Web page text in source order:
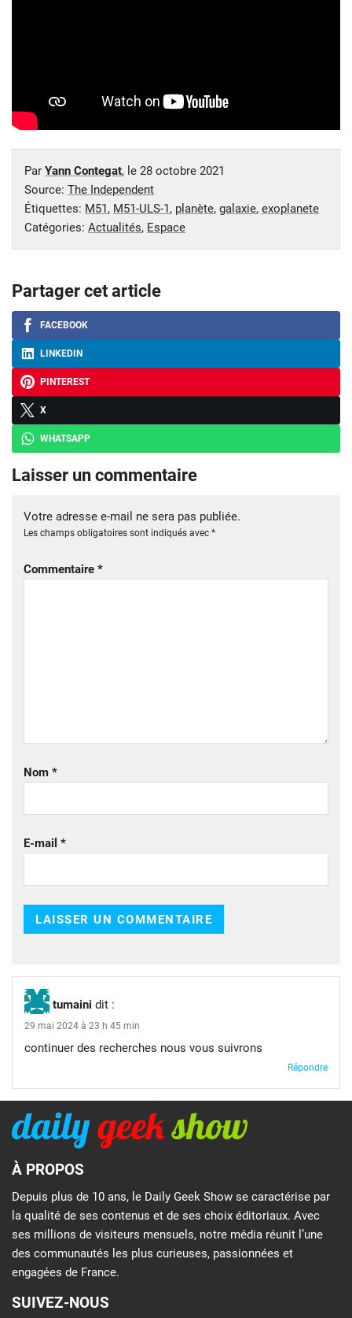
Par Yann Contegat, le 28 octobre 2021
Source: The Independent
Étiquettes: M51, M51-ULS-1, planète, galaxie, exoplanete
Catégories: Actualités, Espace
Partager cet article
FACEBOOK
LINKEDIN
PINTEREST
X
WHATSAPP
Laisser un commentaire
Votre adresse e-mail ne sera pas publiée.
Les champs obligatoires sont indiqués avec *
Commentaire *
Nom *
E-mail *
tumaini dit :
29 mai 2024 à 23 h 45 min
continuer des recherches nous vous suivrons
Répondre
À PROPOS
Depuis plus de 10 ans, le Daily Geek Show se caractérise par
la qualité de ses contenus et de ses choix éditoriaux. Avec
ses millions de visiteurs mensuels, notre média réunit l’une
des communautés les plus curieuses, passionnées et
engagées de France.
SUIVEZ-NOUS